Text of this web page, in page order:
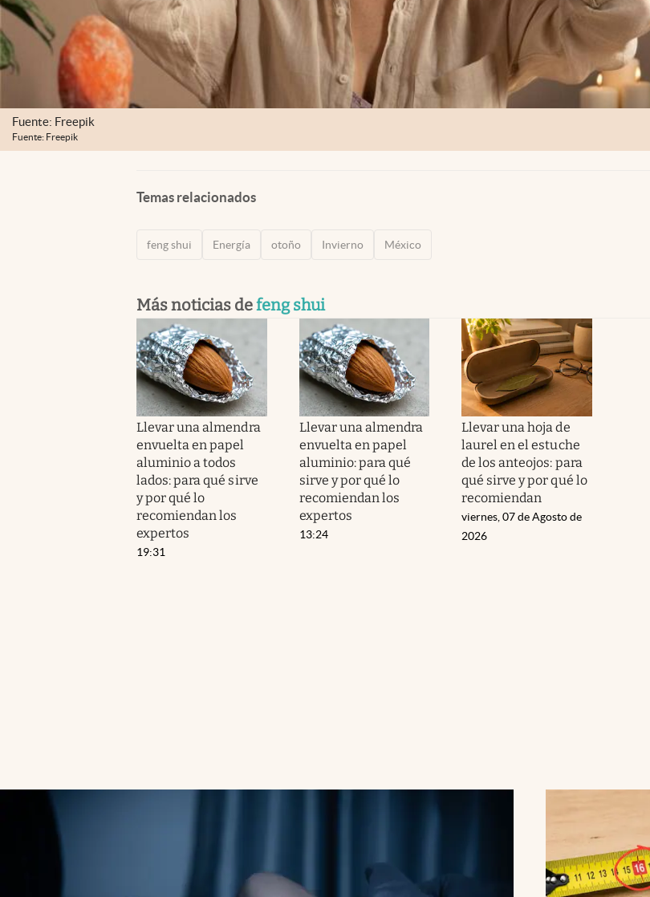
Fuente: Freepik
Fuente: Freepik
Temas relacionados
feng shui Energía otoño Invierno México
Más noticias defeng shui
Llevar una almendra
envuelta en papel
aluminio a todos
lados: para qué sirve
y por qué lo
recomiendan los
expertos
19:31
Llevar una almendra
envuelta en papel
aluminio: para qué
sirve y por qué lo
recomiendan los
expertos
13:24
Llevar una hoja de
laurel en el estuche
de los anteojos: para
qué sirve y por qué lo
recomiendan
viernes, 07 de Agosto de
2026